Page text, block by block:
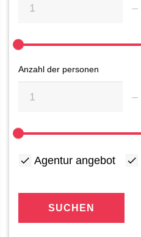
Anzahl der personen
Agentur angebot
SUCHEN